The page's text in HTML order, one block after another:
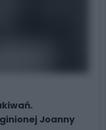
Joanny